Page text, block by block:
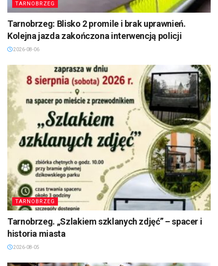
TARNOBRZEG
Tarnobrzeg: Blisko 2 promile i brak uprawnień.
Kolejna jazda zakończona interwencją policji
2026-08-06
TARNOBRZEG
Tarnobrzeg. „Szlakiem szklanych zdjęć” – spacer i
historia miasta
2026-08-05